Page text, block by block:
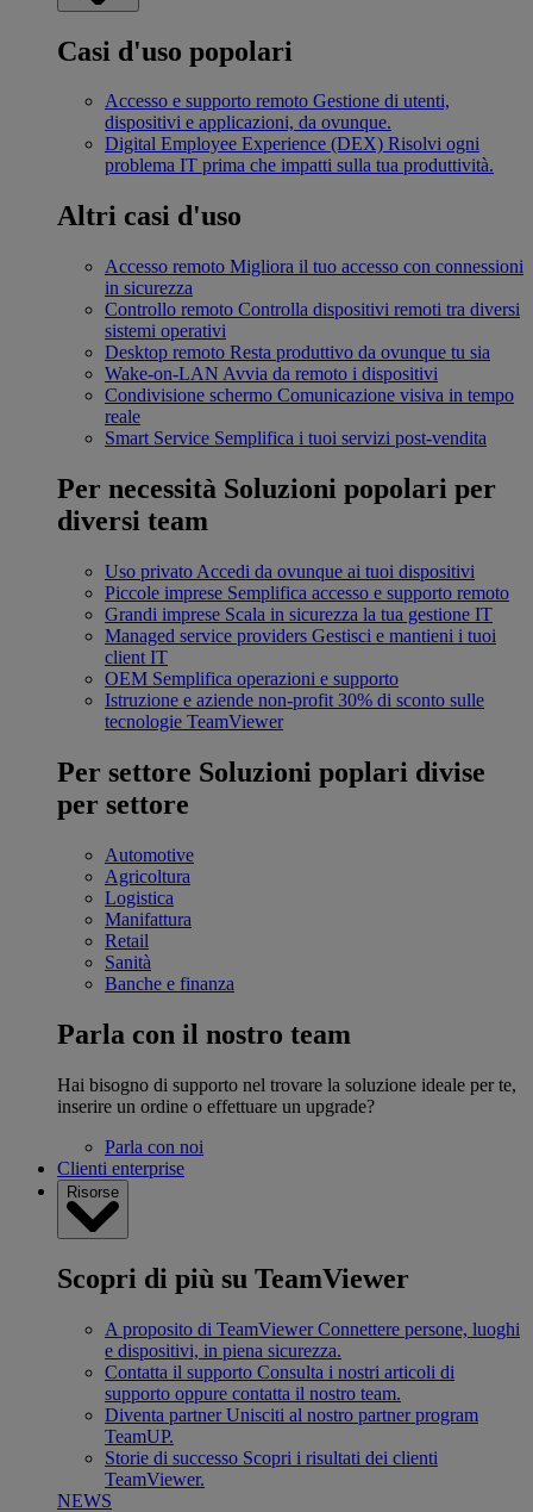
Casi d'uso popolari
Accesso e supporto remoto Gestione di utenti,
dispositivi e applicazioni, da ovunque.
Digital Employee Experience (DEX) Risolvi ogni
problema IT prima che impatti sulla tua produttività.
Altri casi d'uso
Accesso remoto Migliora il tuo accesso con connessioni
in sicurezza
Controllo remoto Controlla dispositivi remoti tra diversi
sistemi operativi
Desktop remoto Resta produttivo da ovunque tu sia
Wake-on-LAN Avvia da remoto i dispositivi
Condivisione schermo Comunicazione visiva in tempo
reale
Smart Service Semplifica i tuoi servizi post-vendita
Per necessità Soluzioni popolari per
diversi team
Uso privato Accedi da ovunque ai tuoi dispositivi
Piccole imprese Semplifica accesso e supporto remoto
Grandi imprese Scala in sicurezza la tua gestione IT
Managed service providers Gestisci e mantieni i tuoi
client IT
OEM Semplifica operazioni e supporto
Istruzione e aziende non-profit 30% di sconto sulle
tecnologie TeamViewer
Per settore Soluzioni poplari divise
per settore
Automotive
Agricoltura
Logistica
Manifattura
Retail
Sanità
Banche e finanza
Parla con il nostro team
Hai bisogno di supporto nel trovare la soluzione ideale per te,
inserire un ordine o effettuare un upgrade?
Parla con noi
Clienti enterprise
Risorse
Scopri di più su TeamViewer
A proposito di TeamViewer Connettere persone, luoghi
e dispositivi, in piena sicurezza.
Contatta il supporto Consulta i nostri articoli di
supporto oppure contatta il nostro team.
Diventa partner Unisciti al nostro partner program
TeamUP.
Storie di successo Scopri i risultati dei clienti
TeamViewer.
NEWS